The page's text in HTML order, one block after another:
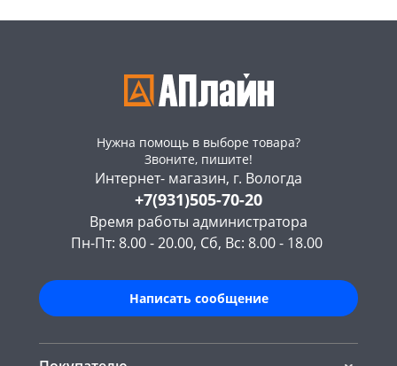
Нужна помощь в выборе товара?
Звоните, пишите!
Интернет- магазин, г. Вологда
+7(931)505-70-20
Время работы администратора
Пн-Пт: 8.00 - 20.00, Сб, Вс: 8.00 - 18.00
Написать сообщение